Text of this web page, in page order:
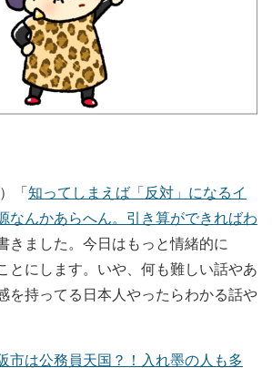
「知ってしまえば「反対」になるイ
なんかあらへん。引き算ができればわ
きました。今日はもっと情緒的に
とにします。いや、何も難しい話やあ
を持ってる日本人やったらわかる話や
市は公務員天国？！入れ墨の人も多